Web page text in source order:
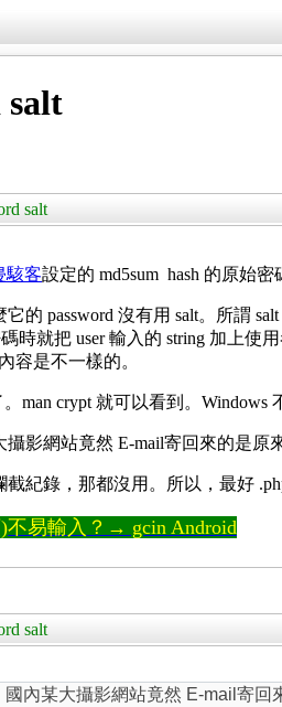
salt
salt
駭客設定的 md5sum hash 的原始
password 沒有用 salt。所謂
時就把 user 輸入的 string 加上
容是不一樣的。
man crypt 就可以看到。Windows
影網站竟然 E-mail寄回來的是原
紀錄，那都沒用。所以，最好
不易輸入？→ gcin Android
salt
內某大攝影網站竟然 E-mail寄